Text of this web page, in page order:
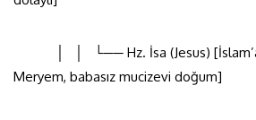
│ │ └── Hz. İsa (Jesus) [İslam’a
Meryem, babasız mucizevi doğum]